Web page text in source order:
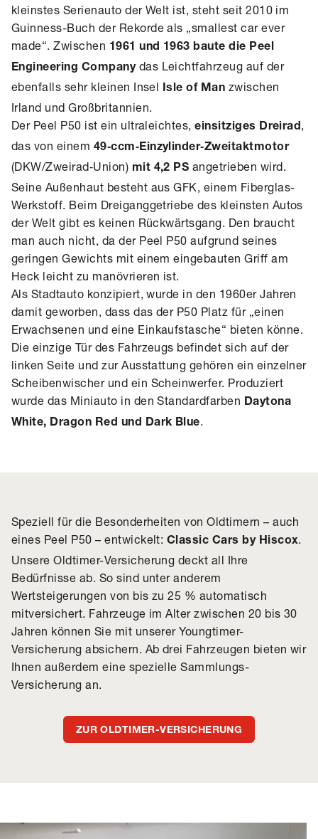
kleinstes Serienauto der Welt ist, steht seit 2010 im
Guinness-Buch der Rekorde als „smallest car ever
made“. Zwischen 1961 und 1963 baute die Peel
Engineering Companydas Leichtfahrzeug auf der
ebenfalls sehr kleinen Insel Isle of Man zwischen
Irland und Großbritannien.
Der Peel P50 ist ein ultraleichtes,einsitziges Dreirad,
das von einem 49‑ccm‑Einzylinder‑Zweitaktmotor
(DKW/Zweirad‑Union) mit 4,2 PS angetrieben wird.
Seine Außenhaut besteht aus GFK, einem Fiberglas-
Werkstoff. Beim Dreiganggetriebe des kleinsten Autos
der Welt gibt es keinen Rückwärtsgang. Den braucht
man auch nicht, da der Peel P50 aufgrund seines
geringen Gewichts mit einem eingebauten Griff am
Heck leicht zu manövrieren ist.
Als Stadtauto konzipiert, wurde in den 1960er Jahren
damit geworben, dass das der P50 Platz für „einen
Erwachsenen und eine Einkaufstasche“ bieten könne.
Die einzige Tür des Fahrzeugs befindet sich auf der
linken Seite und zur Ausstattung gehören ein einzelner
Scheibenwischer und ein Scheinwerfer. Produziert
wurde das Miniauto in den Standardfarben Daytona
White, Dragon Red und Dark Blue.
Speziell für die Besonderheiten von Oldtimern – auch
eines Peel P50 – entwickelt: Classic Cars by Hiscox.
Unsere Oldtimer-Versicherung deckt all Ihre
Bedürfnisse ab. So sind unter anderem
Wertsteigerungen von bis zu 25 % automatisch
mitversichert. Fahrzeuge im Alter zwischen 20 bis 30
Jahren können Sie mit unserer Youngtimer-
Versicherung absichern. Ab drei Fahrzeugen bieten wir
Ihnen außerdem eine spezielleSammlungs-
Versicherung an.
ZUR OLDTIMER-VERSICHERUNG